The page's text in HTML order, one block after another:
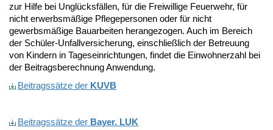
zur Hilfe bei Unglücksfällen, für die Freiwillige Feuerwehr, für
nicht erwerbsmäßige Pflegepersonen oder für nicht
gewerbsmäßige Bauarbeiten herangezogen. Auch im Bereich
der Schüler-Unfallversicherung, einschließlich der Betreuung
von Kindern in Tageseinrichtungen, findet die Einwohnerzahl bei
der Beitragsberechnung Anwendung.
Beitragssätze der KUVB
Beitragssätze der Bayer. LUK